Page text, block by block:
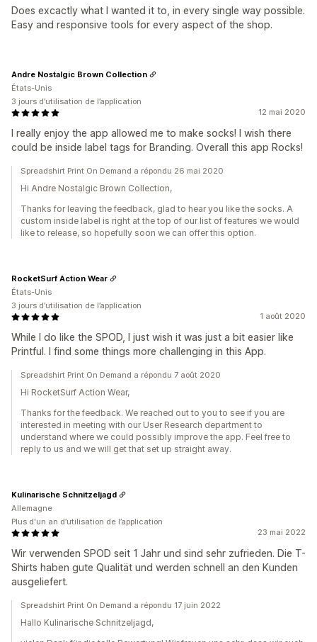
Does excactly what I wanted it to, in every single way possible.
Easy and responsive tools for every aspect of the shop.
12 mai 2020
I really enjoy the app allowed me to make socks! I wish there
could be inside label tags for Branding. Overall this app Rocks!
Andre Nostalgic Brown Collection
États-Unis
3 jours d’utilisation de l’application
Spreadshirt Print On Demand a répondu 26 mai 2020
Hi Andre Nostalgic Brown Collection,
Thanks for leaving the feedback, glad to hear you like the socks. A
custom inside label is right at the top of our list of features we would
like to release, so hopefully soon we can offer this option.
1 août 2020
While I do like the SPOD, I just wish it was just a bit easier like
Printful. I find some things more challenging in this App.
RocketSurf Action Wear
États-Unis
3 jours d’utilisation de l’application
Spreadshirt Print On Demand a répondu 7 août 2020
Hi RocketSurf Action Wear,
Thanks for the feedback. We reached out to you to see if you are
interested in meeting with our User Research department to
understand where we could possibly improve the app. Feel free to
reply to us and we will get that set up straight away.
23 mai 2022
Wir verwenden SPOD seit 1 Jahr und sind sehr zufrieden. Die T-
Shirts haben gute Qualität und werden schnell an den Kunden
ausgeliefert.
Kulinarische Schnitzeljagd
Allemagne
Plus d'un an d’utilisation de l’application
Spreadshirt Print On Demand a répondu 17 juin 2022
Hallo Kulinarische Schnitzeljagd,